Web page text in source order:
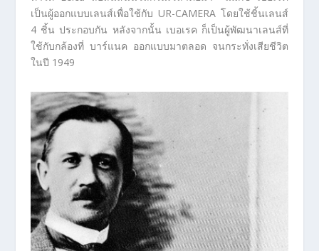
เป็นผู้ออกแบบเลนส์เพื่อใช้กับ UR-CAMERA โดยใช้ชิ้นเลนส์
4 ชิ้น ประกอบกัน หลังจากนั้น เบอเรค ก็เป็นผู้พัฒนาเลนส์ที่
ใช้กับกล้องที่ บาร์แนค ออกแบบมาตลอด จนกระทั่งเสียชีวิต
ในปี 1949